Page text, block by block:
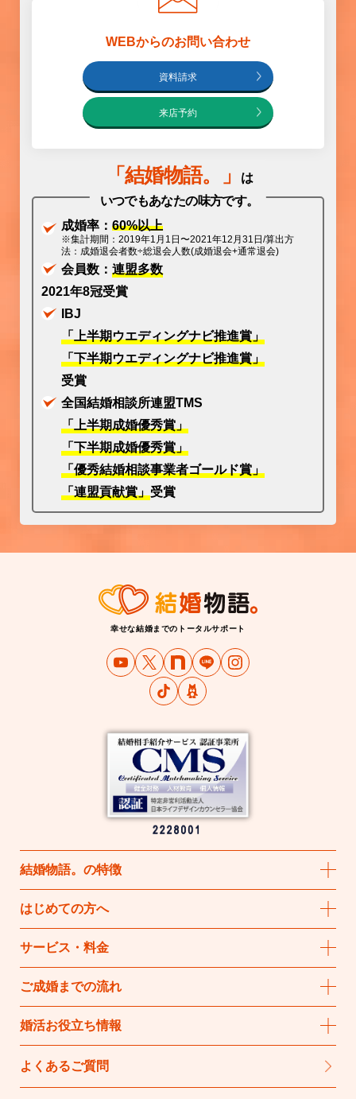
WEBからのお問い合わせ
資料請求
来店予約
「 結婚物語。」
は
いつでもあなたの味方です。
成婚率： 60%以上
※集計期間：2019年1月1日〜2021年12月31日/算出方
法：成婚退会者数÷総退会人数(成婚退会+通常退会)
会員数： 連盟多数
2021年8冠受賞
IBJ
「上半期ウエディングナビ推進賞」
「下半期ウエディングナビ推進賞」
受賞
全国結婚相談所連盟TMS
「上半期成婚優秀賞」
「下半期成婚優秀賞」
「優秀結婚相談事業者ゴールド賞」
「連盟貢献賞」 受賞
幸せな結婚までのトータルサポート
結婚物語。 の特徴
はじめての方へ
サービス・料金
ご成婚までの流れ
婚活お役立ち情報
よくあるご質問